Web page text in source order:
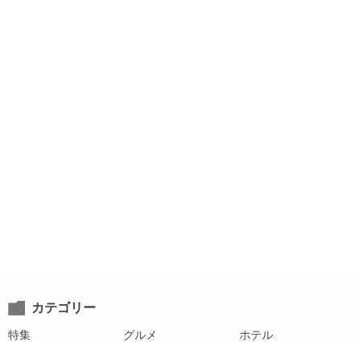
カテゴリー
特集 グルメ ホテル